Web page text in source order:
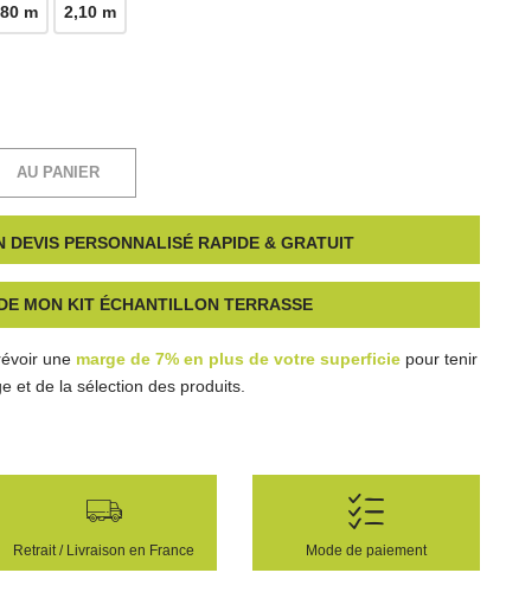
m 2,10 m
AU PANIER
DEVIS PERSONNALISÉ RAPIDE & GRATUIT
MON KIT ÉCHANTILLON TERRASSE
une marge de 7% en plus de votre superficiepour tenir
et de la sélection des produits.
Retrait / Livraison en France Mode de paiement